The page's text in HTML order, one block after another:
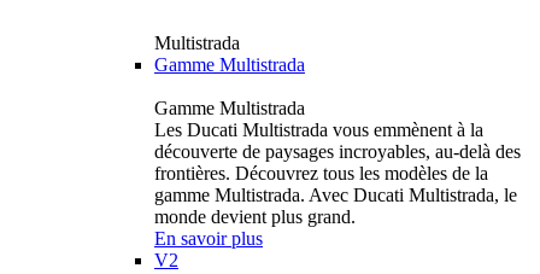
Multistrada
Gamme Multistrada
Gamme Multistrada
Les Ducati Multistrada vous emmènent à la
découverte de paysages incroyables, au-delà des
frontières. Découvrez tous les modèles de la
gamme Multistrada. Avec Ducati Multistrada, le
monde devient plus grand.
En savoir plus
V2